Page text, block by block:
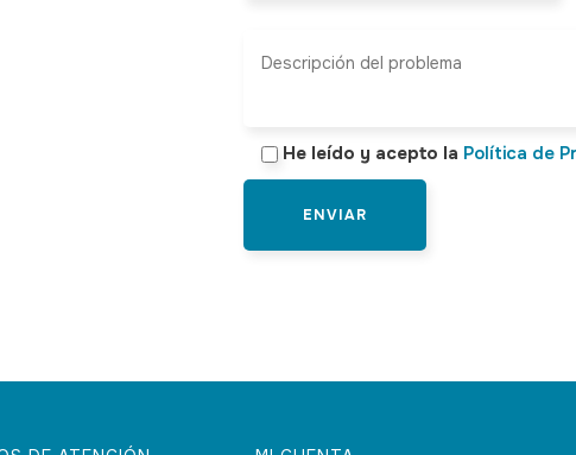
He leído y acepto la Política de